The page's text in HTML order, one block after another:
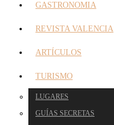
GASTRONOMIA
REVISTA VALENCIA
ARTÍCULOS
TURISMO
LUGARES
GUÍAS SECRETAS